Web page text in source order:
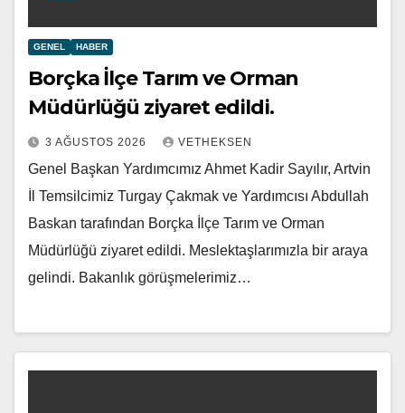
GENEL HABER
Borçka İlçe Tarım ve Orman
Müdürlüğü ziyaret edildi.
3 AĞUSTOS 2026 VETHEKSEN
Genel Başkan Yardımcımız Ahmet Kadir Sayılır, Artvin
İl Temsilcimiz Turgay Çakmak ve Yardımcısı Abdullah
Baskan tarafından Borçka İlçe Tarım ve Orman
Müdürlüğü ziyaret edildi. Meslektaşlarımızla bir araya
gelindi. Bakanlık görüşmelerimiz…